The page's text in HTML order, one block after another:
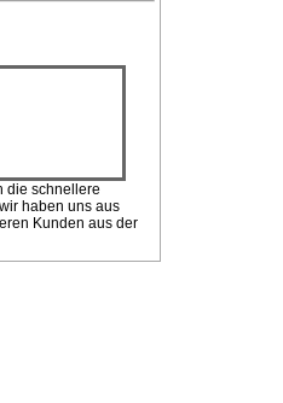
die schnellere
haben uns aus
Kunden aus der